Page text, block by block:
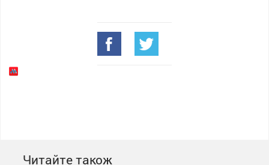
Читайте також